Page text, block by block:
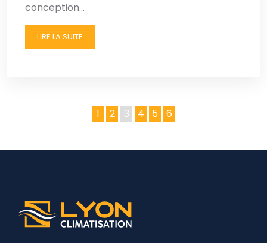
conception…
LIRE LA SUITE
1 2 3 4 5 6